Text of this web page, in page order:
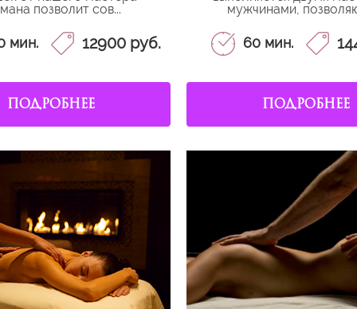
позволит сов...
мин. 12900 руб.
ПОДРОБНЕЕ
мужчинами,
60 мин.
ПОДРОБНЕЕ